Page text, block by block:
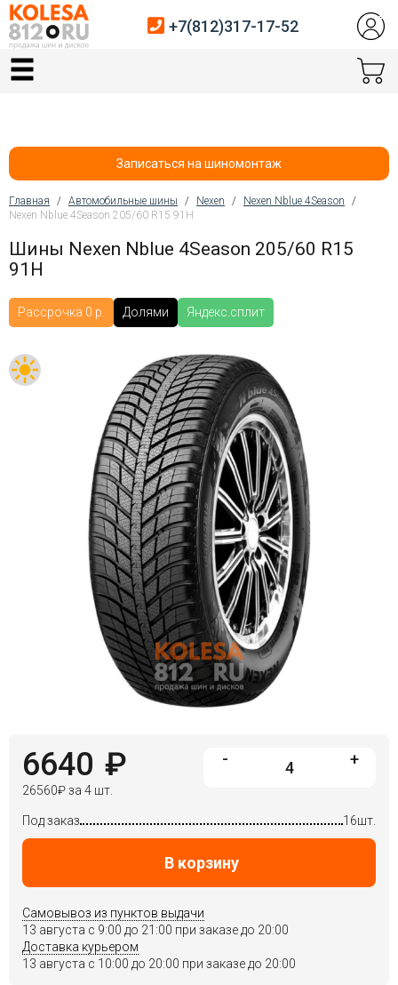
Главная
Автосервис
Услуги шиномонтажа
Хранение шин
Контакты
Войти на сайт
+7(812)317-
21:00
+7(812)317-17-52
Записаться на шиномонтаж
Вы здесь
Главная / Автомобильные шины / Nexen / Nexen Nblue 4Season
/
Nexen Nblue 4Season 205/60 R15 91H
Шины Nexen Nblue 4Season 205/60 R15
91H
Рассрочка 0 р. Долями Яндекс.сплит
6640 ₽
26560₽за 4 шт.
- +
Под заказ 16шт.
В корзину
Самовывоз из пунктов выдачи
13 августа c 9:00 до 21:00 при заказе до 20:00
Доставка курьером
13 августа c 10:00 до 20:00 при заказе до 20:00